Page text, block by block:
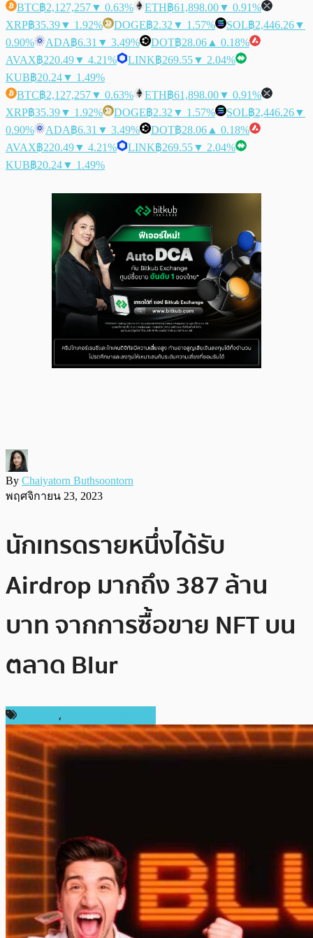
BTC฿2,127,257▼ 0.63% ETH฿61,898.00▼ 0.91%
XRP฿35.39▼ 1.92% DOGE฿2.32 ▼ 1.57% SOL฿2,446.26▼
0.90%
ADA฿6.31 ▼ 3.49% DOT฿28.06 ▲ 0.18%
AVAX฿220.49▼ 4.21% LINK฿269.55▼ 2.04%
KUB฿20.24▼ 1.49%
BTC฿2,127,257▼ 0.63% ETH฿61,898.00▼ 0.91%
XRP฿35.39▼ 1.92% DOGE฿2.32 ▼ 1.57% SOL฿2,446.26▼
0.90%
ADA฿6.31 ▼ 3.49% DOT฿28.06 ▲ 0.18%
AVAX฿220.49▼ 4.21% LINK฿269.55▼ 2.04%
KUB฿20.24▼ 1.49%
By Chaiyatorn Buthsoontorn
พฤศจิกายน 23, 2023
นักเทรดรายหนึ่งได้รับ
Airdrop มากถึง 387 ล้าน
บาท จากการซื้อขาย NFT บน
ตลาด Blur
,